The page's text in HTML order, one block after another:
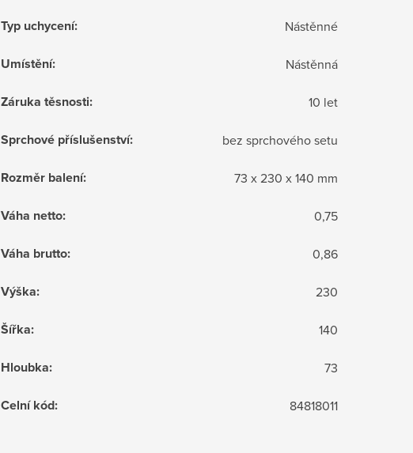
Typ uchycení: Nástěnné
Umístění: Nástěnná
Záruka těsnosti: 10 let
Sprchové příslušenství: bez sprchového setu
Rozměr balení: 73 x 230 x 140 mm
Váha netto: 0,75
Váha brutto: 0,86
Výška: 230
Šířka: 140
Hloubka: 73
Celní kód: 84818011